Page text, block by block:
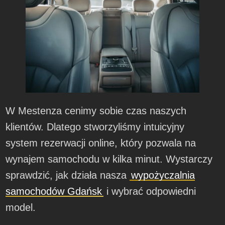
W Mestenza cenimy sobie czas naszych
klientów. Dlatego stworzyliśmy intuicyjny
system rezerwacji online, który pozwala na
wynajem samochodu w kilka minut. Wystarczy
sprawdzić, jak działa nasza wypożyczalnia
samochodów Gdańsk i wybrać odpowiedni
model.